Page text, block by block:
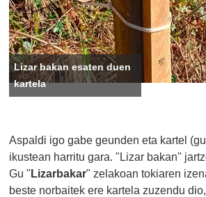
Lizar bakan esaten duen
kartela
Aspaldi igo gabe geunden eta kartel
ikustean harritu gara. "Lizar bakan"
Gu "Lizarbakar" zelakoan tokiaren
beste norbaitek ere kartela zuzendu